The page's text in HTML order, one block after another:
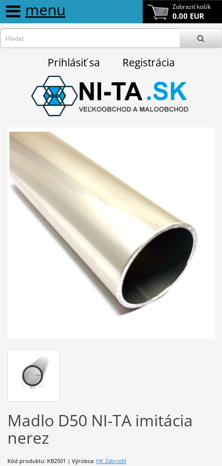
Zobraziť košík
0.00 EUR
menu
Prihlásiť sa Registrácia
Madlo D50 NI-TA imitácia
nerez
Kód produktu: KB2501 | Výrobca: HK Zábradlí